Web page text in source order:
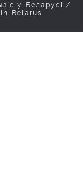
у Беларусі /
Belarus